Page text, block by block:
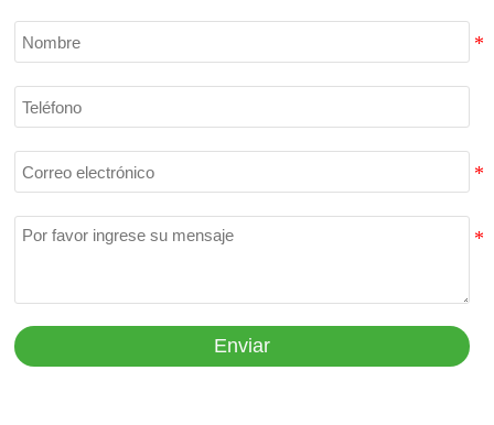
Enviar